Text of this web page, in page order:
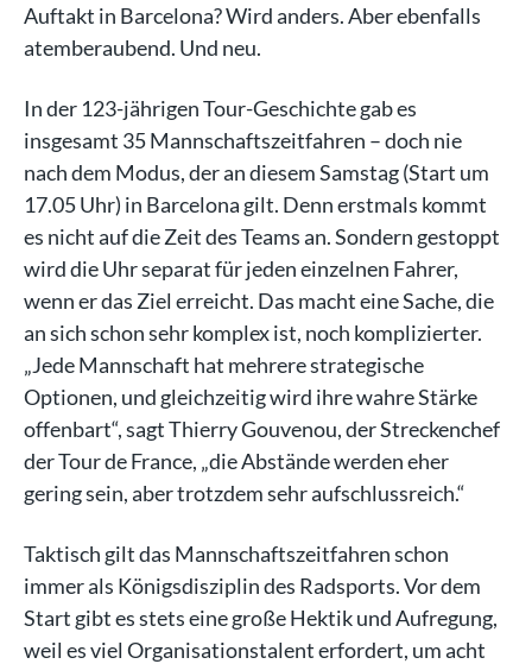
Auftakt in Barcelona? Wird anders. Aber ebenfalls
atemberaubend. Und neu.
In der 123-jährigen Tour-Geschichte gab es
insgesamt 35 Mannschaftszeitfahren – doch nie
nach dem Modus, der an diesem Samstag (Start um
17.05 Uhr) in Barcelona gilt. Denn erstmals kommt
es nicht auf die Zeit des Teams an. Sondern gestoppt
wird die Uhr separat für jeden einzelnen Fahrer,
wenn er das Ziel erreicht. Das macht eine Sache, die
an sich schon sehr komplex ist, noch komplizierter.
„Jede Mannschaft hat mehrere strategische
Optionen, und gleichzeitig wird ihre wahre Stärke
offenbart“, sagt Thierry Gouvenou, der Streckenchef
der Tour de France, „die Abstände werden eher
gering sein, aber trotzdem sehr aufschlussreich.“
Taktisch gilt das Mannschaftszeitfahren schon
immer als Königsdisziplin des Radsports. Vor dem
Start gibt es stets eine große Hektik und Aufregung,
weil es viel Organisationstalent erfordert, um acht